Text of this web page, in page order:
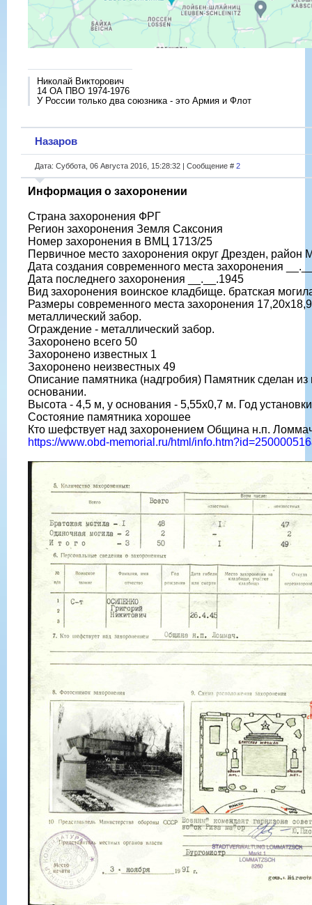
Николай Викторович
14 ОА ПВО 1974-1976
У России только два союзника - это Армия и Флот
Назаров
Дата: Суббота, 06 Августа 2016, 15:28:32 | Сообщение # 2
Информация о захоронении
Страна захоронения ФРГ
Регион захоронения Земля Саксония
Номер захоронения в ВМЦ 1713/25
Первичное место захоронения округ Дрезден, район
Дата создания современного места захоронения
Дата последнего захоронения __.__.1945
Вид захоронения воинское кладбище. братская
Размеры современного места захоронения
металлический забор.
Ограждение - металлический забор.
Захоронено всего 50
Захоронено известных 1
Захоронено неизвестных 49
Описание памятника (надгробия) Памятник сделан из
основании.
Высота - 4,5 м, у основания - 5,55х0,7 м. Год
Состояние памятника хорошее
Кто шефствует над захоронением Община н.п.
https://www.obd-memorial.ru/html/